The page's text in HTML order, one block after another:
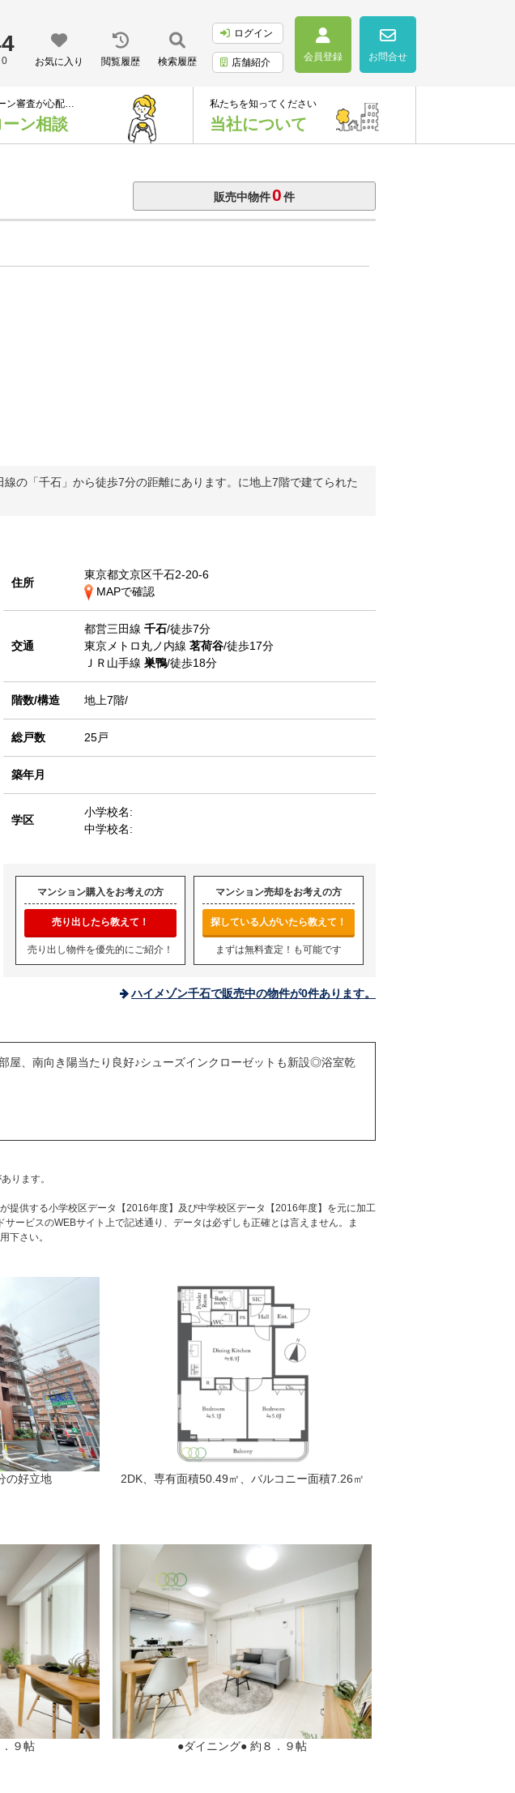
お気に入り 閲覧履歴 検索履歴
ログイン
店舗紹介 会員登録 お問合せ
ン審査が心配…
ーン相談
私たちを知ってください
当社について
販売中物件0件
の「千石」から徒歩7分の距離にあります。に地上7階で建てられた
住所
東京都文京区千石2-20-6
MAPで確認
交通
都営三田線 千石/徒歩7分
東京メトロ丸ノ内線 茗荷谷/徒歩17分
ＪＲ山手線 巣鴨/徒歩18分
階数/構造 地上7階/
総戸数 25戸
築年月
学区
小学校名:
中学校名:
マンション購入をお考えの方
売り出したら教えて！
売り出し物件を優先的にご紹介！
マンション売却をお考えの方
探している人がいたら教えて！
まずは無料査定！も可能です
ハイメゾン千石で販売中の物件が0件あります。
屋、南向き陽当たり良好♪シューズインクローゼットも新設◎浴室乾
ります。
提供する小学校区データ【2016年度】及び中学校区データ【2016年度】を元に加工
ービスのWEBサイト上で記述通り、データは必ずしも正確とは言えません。ま
下さい。
の好立地 2DK、専有面積50.49㎡、バルコニー面積7.26㎡
９帖 ●ダイニング● 約８．９帖